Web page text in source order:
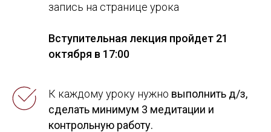
запись на странице урока
Вступительная лекция пройдет 21
октября в 17:00
К каждому уроку нужно выполнить д/з,
сделать минимум 3 медитации и
контрольную работу.